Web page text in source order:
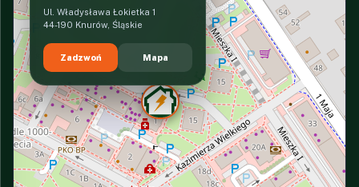
Ul. Władysława Łokietka 1
44-190 Knurów, Śląskie
Zadzwoń Mapa